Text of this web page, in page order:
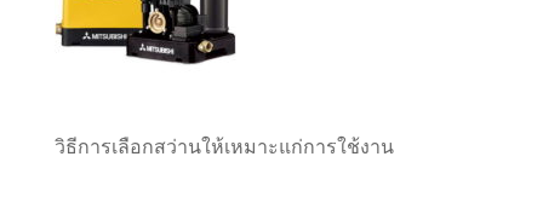
วิธีการเลือกสว่านให้เหมาะแก่การใช้งาน